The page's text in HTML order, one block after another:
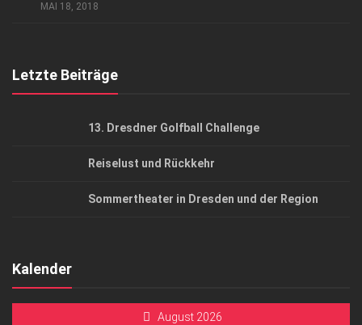
MAI 18, 2018
Letzte Beiträge
13. Dresdner Golfball Challenge
Reiselust und Rückkehr
Sommertheater in Dresden und der Region
Kalender
August 2026